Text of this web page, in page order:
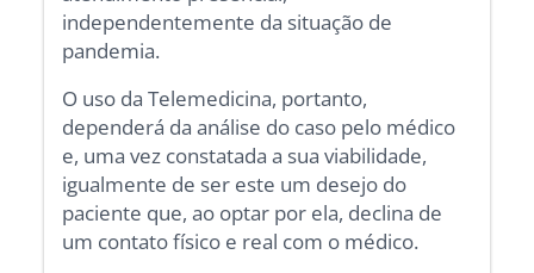
independentemente da situação de
pandemia.
O uso da Telemedicina, portanto,
dependerá da análise do caso pelo médico
e, uma vez constatada a sua viabilidade,
igualmente de ser este um desejo do
paciente que, ao optar por ela, declina de
um contato físico e real com o médico.